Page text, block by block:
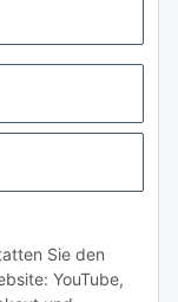
Sie den
YouTube,